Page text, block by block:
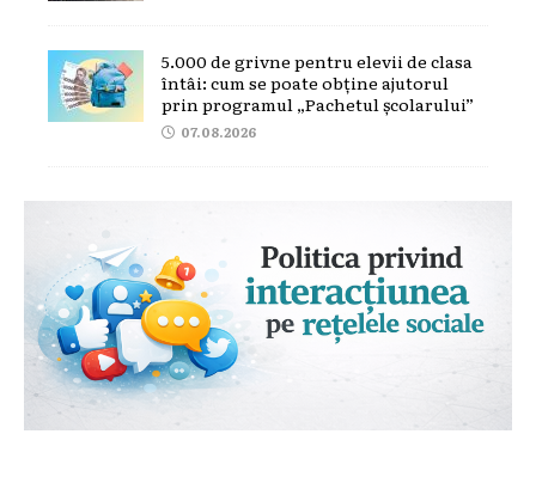
5.000 de grivne pentru elevii de clasa
întâi: cum se poate obține ajutorul
prin programul „Pachetul școlarului”
07.08.2026